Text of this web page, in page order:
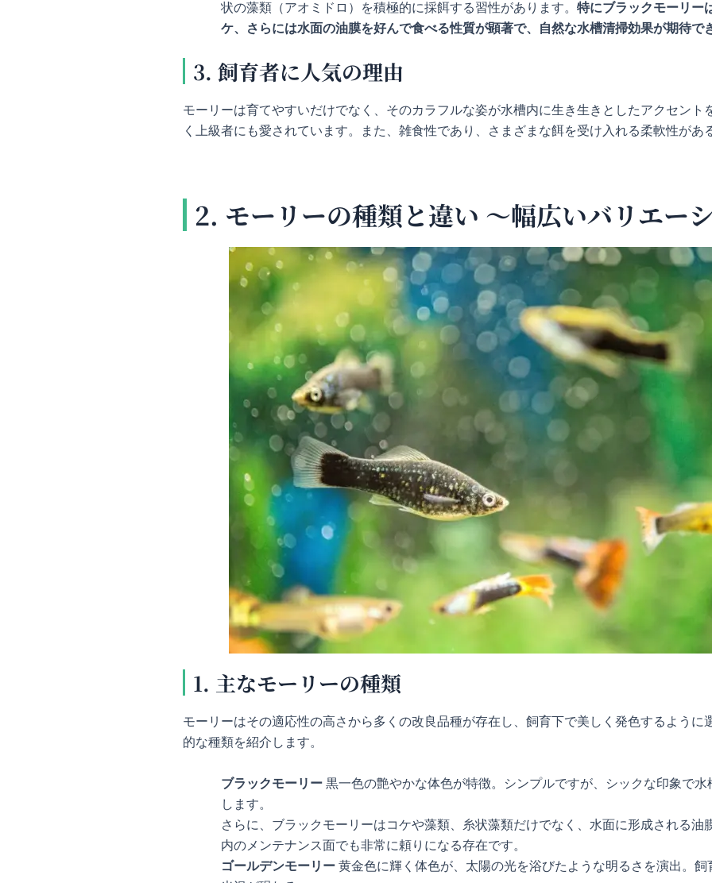
状の藻類（アオミドロ）を積極的に採餌する習性があります。 特にブラックモーリー
ケ、さらには水面の油膜を好んで食べる性質が顕著で、自然な水槽清掃効果が期待で
3. 飼育者に人気の理由
モーリーは育てやすいだけでなく、そのカラフルな姿が水槽内に生き生きとしたアクセント
く上級者にも愛されています。また、雑食性であり、さまざまな餌を受け入れる柔軟性があ
2. モーリーの種類と違い ～幅広いバリエー
1. 主なモーリーの種類
モーリーはその適応性の高さから多くの改良品種が存在し、飼育下で美しく発色するように
的な種類を紹介します。
ブラックモーリー黒一色の艶やかな体色が特徴。シンプルですが、シックな印象で
します。
さらに、ブラックモーリーはコケや藻類、糸状藻類だけでなく、水面に形成される油
内のメンテナンス面でも非常に頼りになる存在です。
ゴールデンモーリー黄金色に輝く体色が、太陽の光を浴びたような明るさを演出。